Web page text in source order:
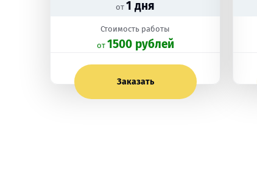
от 1 дня
Стоимость работы
oт 1500 рублей
Заказать